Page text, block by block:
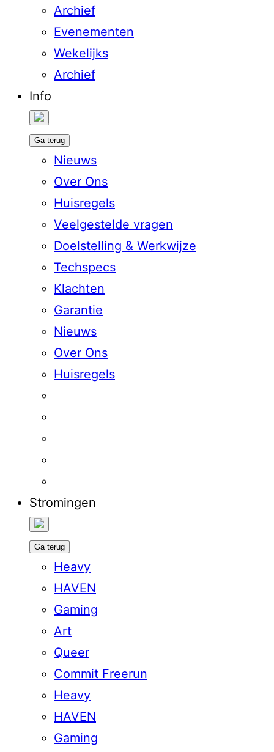
Archief
Evenementen
Wekelijks
Archief
Info
Ga terug
Nieuws
Over Ons
Huisregels
Veelgestelde vragen
Doelstelling & Werkwijze
Techspecs
Klachten
Garantie
Nieuws
Over Ons
Huisregels
Stromingen
Ga terug
Heavy
HAVEN
Gaming
Art
Queer
Commit Freerun
Heavy
HAVEN
Gaming